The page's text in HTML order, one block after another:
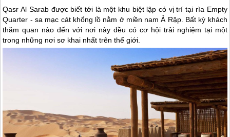
Qasr Al Sarab được biết tới là một khu biệt lập có vị trí tại rìa Empty
Quarter - sa mạc cát khổng lồ nằm ở miền nam Ả Rập. Bất kỳ khách
thăm quan nào đến với nơi này đều có cơ hội trải nghiệm tại một
trong những nơi sơ khai nhất trên thế giới.